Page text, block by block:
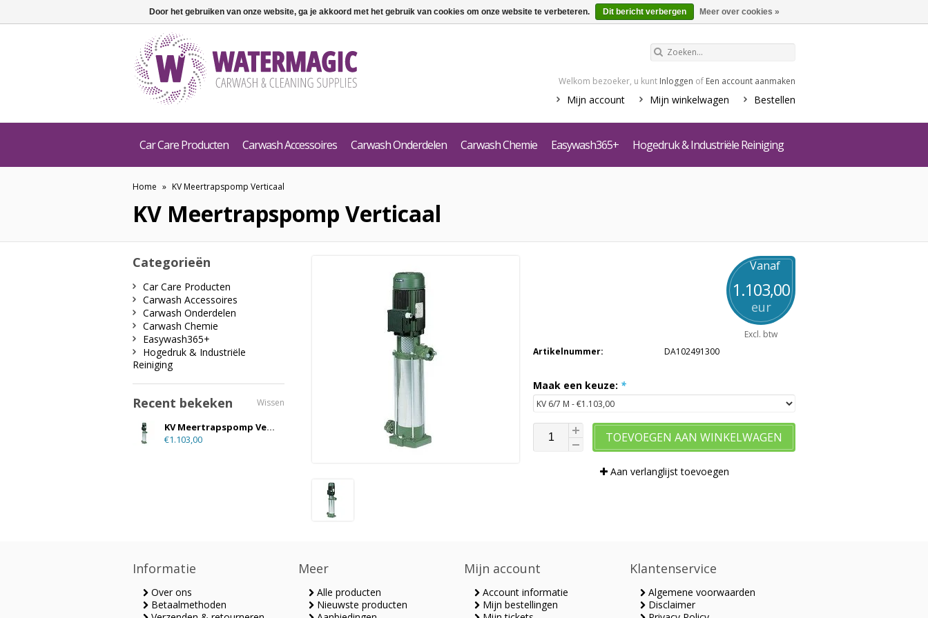
Welkom bezoeker, u kunt Inloggen of Een account aanmaken
Mijn account Mijn winkelwagen Bestellen
Car Care Producten Carwash Accessoires Carwash Onderdelen Carwash Chemie Easywash365+ Hogedruk & Industriële Reiniging
Home » KV Meertrapspomp Verticaal
KV Meertrapspomp Verticaal
Vanaf
1.103,00
eur
Excl. btw
Artikelnummer:
DA102491300
Maak een keuze: *
TOEVOEGEN AAN WINKELWAGEN
Aan verlanglijst toevoegen
Categorieën
Car Care Producten
Carwash Accessoires
Carwash Onderdelen
Carwash Chemie
Easywash365+
Hogedruk & Industriële
Reiniging
Recent bekeken Wissen
KV Meertrapspomp Verticaal
€1.103,00
Informatie
Over ons
Betaalmethoden
Meer
Alle producten
Nieuwste producten
Mijn account
Account informatie
Mijn bestellingen
Klantenservice
Algemene voorwaarden
Disclaimer
Door het gebruiken van onze website, ga je akkoord met het gebruik van cookies om onze website te verbeteren. Dit bericht verbergen Meer over cookies »